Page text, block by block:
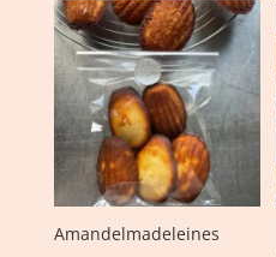
Amandelmadeleines